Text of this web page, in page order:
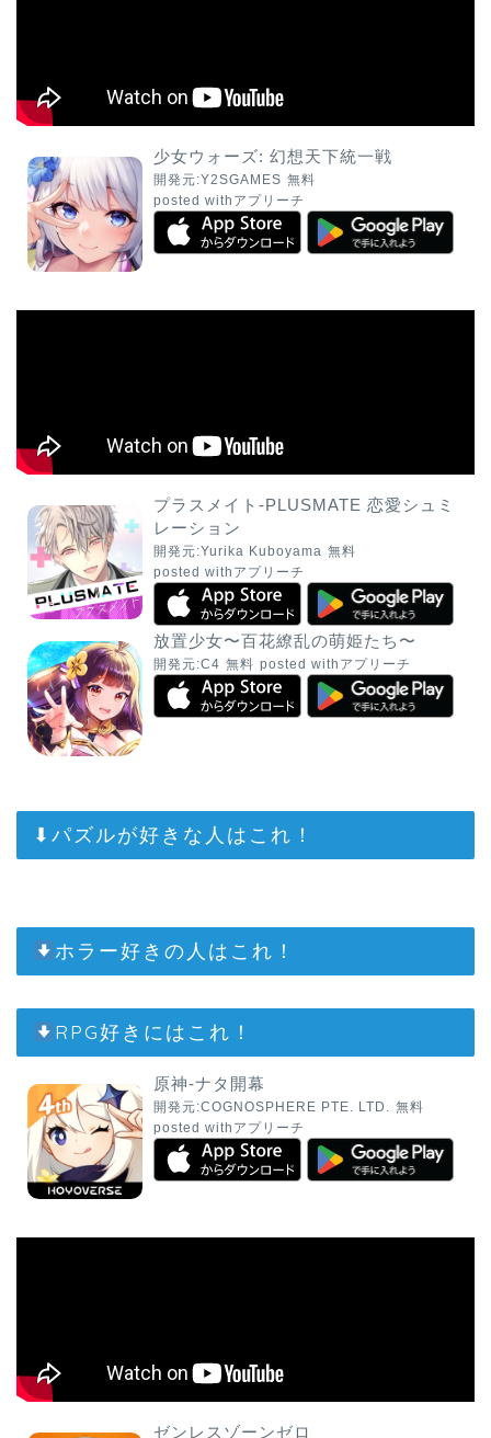
少女ウォーズ: 幻想天下統一戦
開発元:Y2SGAMES 無料
posted with アプリーチ
プラスメイト-PLUSMATE 恋愛シュミ
レーション
開発元:Yurika Kuboyama 無料
posted with アプリーチ
放置少女〜百花繚乱の萌姫たち〜
開発元:C4 無料 posted with アプリーチ
⬇︎パズルが好きな人はこれ！
ホラー好きの人はこれ！
RPG好きにはこれ！
原神-ナタ開幕
開発元:COGNOSPHERE PTE. LTD. 無料
posted with アプリーチ
ゼンレスゾーンゼロ